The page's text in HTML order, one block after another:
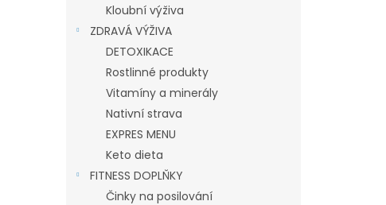
Kloubní výživa
ZDRAVÁ VÝŽIVA
DETOXIKACE
Rostlinné produkty
Vitamíny a minerály
Nativní strava
EXPRES MENU
Keto dieta
FITNESS DOPLŇKY
Činky na posilování